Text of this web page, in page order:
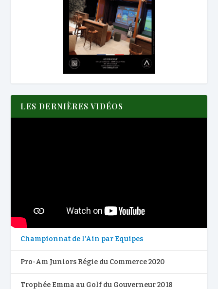
LES DERNIÈRES VIDÉOS
Championnat de l’Ain par Equipes
Pro-Am Juniors Régie du Commerce 2020
Trophée Emma au Golf du Gouverneur 2018